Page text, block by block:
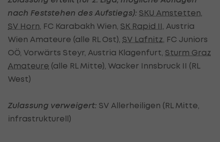
nach Feststehen des Aufstiegs): SKU Amstetten
SV Horn , FC Karabakh Wien, SK Rapid II , Austria
Wien Amateure (alle RL Ost), SV Lafnitz , FC Juniors
OÖ, Vorwärts Steyr, Austria Klagenfurt, Sturm Graz
Amateure (alle RL Mitte), Wacker Innsbruck II (RL
West)
Zulassung verweigert: SV Allerheiligen (RL Mitte,
infrastrukturell)